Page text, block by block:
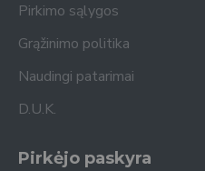
Pirkimo sąlygos
Grąžinimo politika
Naudingi patarimai
D.U.K.
Pirkėjo paskyra